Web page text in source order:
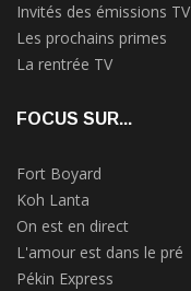
Invités des émissions TV
Les prochains primes
La rentrée TV
FOCUS SUR...
Fort Boyard
Koh Lanta
On est en direct
L'amour est dans le pré
Pékin Express